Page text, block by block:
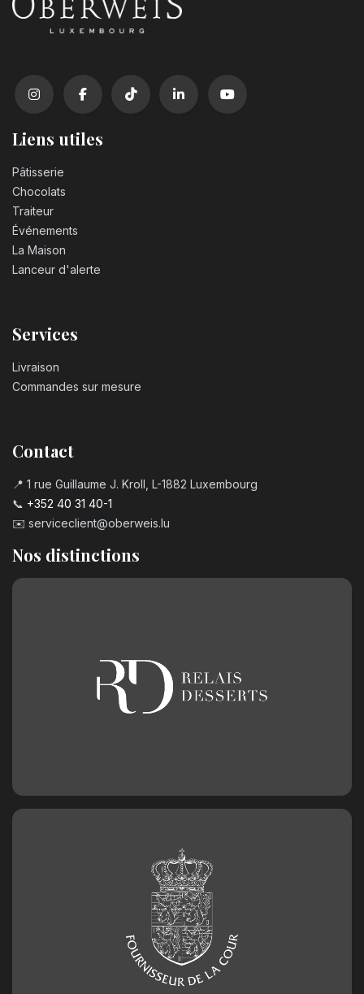
Liens utiles
Pâtisserie
Chocolats
Traiteur
Événements
La Maison
Lanceur d'alerte
Services
Livraison
Commandes sur mesure
Contact
📍 1 rue Guillaume J. Kroll, L-1882 Luxembourg
📞 +352 40 31 40-1
✉️ serviceclient@oberweis.lu
Nos distinctions